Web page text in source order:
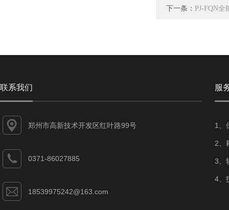
下一条： PJ-FQN
联系我们
郑州市高新技术开发区红叶路99号
0371-86027885
18539975242@163.com
服
1、
2、
3、
4、